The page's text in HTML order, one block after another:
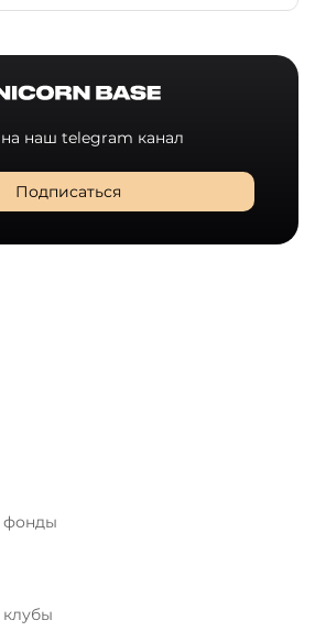
наш telegram канал
Подписаться
фонды